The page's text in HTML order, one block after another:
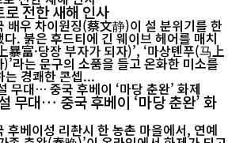
전한 새해 인사
배우 차이원징(蔡文静)이 설 분위기를 한
. 붉은 후드티에 긴 웨이브 헤어를 매치
暴富·당장 부자가 되자)’, ‘마상톈푸(马上
라는 문구의 소품을 들고 온화한 미소를
는 경쾌한 콘셉...
무대… 중국 후베이 ‘마당 춘완’ 화
후베이성 리촨시 한 농촌 마을에서, 연예